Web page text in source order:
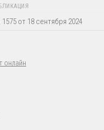
от 18 сентября 2024